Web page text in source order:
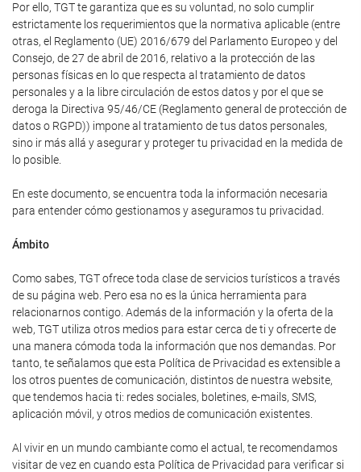
Por ello, TGT te garantiza que es su voluntad, no solo cumplir
estrictamente los requerimientos que la normativa aplicable (entre
otras, el Reglamento (UE) 2016/679 del Parlamento Europeo y del
Consejo, de 27 de abril de 2016, relativo a la protección de las
personas físicas en lo que respecta al tratamiento de datos
personales y a la libre circulación de estos datos y por el que se
deroga la Directiva 95/46/CE (Reglamento general de protección de
datos o RGPD)) impone al tratamiento de tus datos personales,
sino ir más allá y asegurar y proteger tu privacidad en la medida de
lo posible.
En este documento, se encuentra toda la información necesaria
para entender cómo gestionamos y aseguramos tu privacidad.
Ámbito
Como sabes, TGT ofrece toda clase de servicios turísticos a través
de su página web. Pero esa no es la única herramienta para
relacionarnos contigo. Además de la información y la oferta de la
web, TGT utiliza otros medios para estar cerca de ti y ofrecerte de
una manera cómoda toda la información que nos demandas. Por
tanto, te señalamos que esta Política de Privacidad es extensible a
los otros puentes de comunicación, distintos de nuestra website,
que tendemos hacia ti: redes sociales, boletines, e-mails, SMS,
aplicación móvil, y otros medios de comunicación existentes.
Al vivir en un mundo cambiante como el actual, te recomendamos
visitar de vez en cuando esta Política de Privacidad para verificar si